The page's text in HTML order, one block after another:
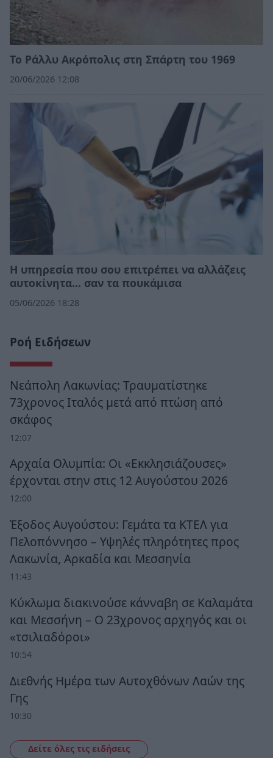
Το Ράλλυ Ακρόπολις στη Σπάρτη του 1969
20/06/2026 12:08
Η υπηρεσία που σου επιτρέπει να αλλάζεις
αυτοκίνητα... σαν τα πουκάμισα
05/06/2026 18:28
Ροή Ειδήσεων
Νεάπολη Λακωνίας: Τραυματίστηκε
73χρονος Ιταλός μετά από πτώση από
σκάφος
12:07
Αρχαία Ολυμπία: Οι «Εκκλησιάζουσες»
έρχονται στην στις 12 Αυγούστου 2026
12:00
Έξοδος Αυγούστου: Γεμάτα τα ΚΤΕΛ για
Πελοπόννησο – Υψηλές πληρότητες προς
Λακωνία, Αρκαδία και Μεσσηνία
11:43
Κύκλωμα διακινούσε κάνναβη σε Καλαμάτα
και Μεσσήνη – Ο 23χρονος αρχηγός και οι
«τσιλιαδόροι»
10:54
Διεθνής Ημέρα των Αυτοχθόνων Λαών της
Γης
10:30
Δείτε όλες τις ειδήσεις